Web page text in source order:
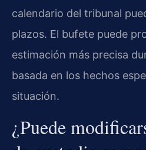
calendario del tribunal
plazos. El bufete puede
estimación más precisa
basada en los hechos
situación.
¿Puede